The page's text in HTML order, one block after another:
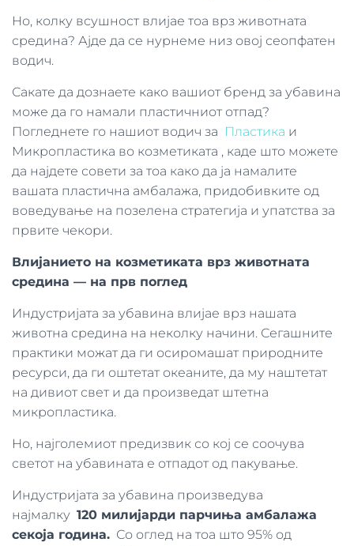
Но, колку всушност влијае тоа врз животната
средина? Ајде да се нурнеме низ овој сеопфатен
водич.
Сакате да дознаете како вашиот бренд за убавина
може да го намали пластичниот отпад?
Погледнете го нашиот водич за Пластика и
Микропластика во козметиката , каде што можете
да најдете совети за тоа како да ја намалите
вашата пластична амбалажа, придобивките од
воведување на позелена стратегија и упатства за
првите чекори.
Влијанието на козметиката врз животната
средина — на прв поглед
Индустријата за убавина влијае врз нашата
животна средина на неколку начини. Сегашните
практики можат да ги осиромашат природните
ресурси, да ги оштетат океаните, да му наштетат
на дивиот свет и да произведат штетна
микропластика.
Но, најголемиот предизвик со кој се соочува
светот на убавината е отпадот од пакување.
Индустријата за убавина произведува
најмалку 120 милијарди парчиња амбалажа
секоја година. Со оглед на тоа што 95% од